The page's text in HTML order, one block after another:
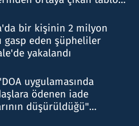
bir kişinin 2 milyon
gasp eden şüpheliler
yakalandı
uygulamasında
ödenen iade
düşürüldüğü"